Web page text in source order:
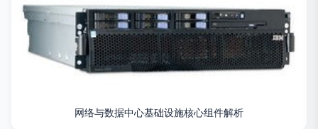
网络与数据中心基础设施核心组件解析